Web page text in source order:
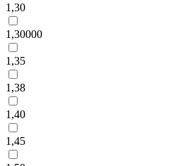
1,30
1,30000
1,35
1,38
1,40
1,45